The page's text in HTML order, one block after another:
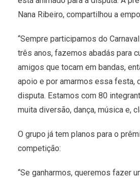
Nana Ribeiro, compartilhou a
“Sempre participamos do
três anos, fazemos abadás para
amigos que tocam em bandas,
apoio e por amarmos essa festa,
disputa. Estamos com 80
muita diversão, dança, música e,
O grupo já tem planos para o
competição:
“Se ganharmos, queremos fazer